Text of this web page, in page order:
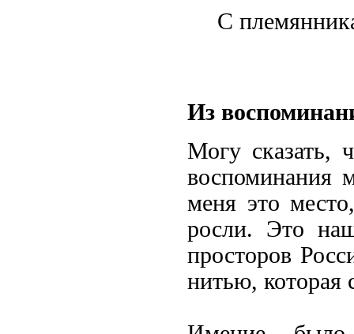
С
Из
Могу сказать,
воспоминания
меня это
росли. Это
просторов
нитью, которая